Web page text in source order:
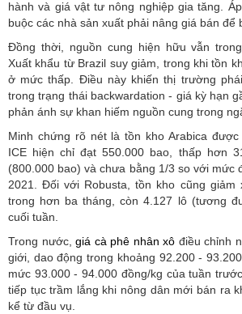
hành và giá vật tư nông nghiệp gia tăng.
buộc các nhà sản xuất phải nâng giá bán để
Đồng thời, nguồn cung hiện hữu vẫn
Xuất khẩu từ Brazil suy giảm, trong khi tồn
ở mức thấp. Điều này khiến thị trường
trong trạng thái backwardation - giá kỳ hạn
phản ánh sự khan hiếm nguồn cung trong
Minh chứng rõ nét là tồn kho Arabica
ICE hiện chỉ đạt 550.000 bao, thấp hơn
(800.000 bao) và chưa bằng 1/3 so với mức
2021. Đối với Robusta, tồn kho cũng giảm
trong hơn ba tháng, còn 4.127 lô (tương
cuối tuần.
Trong nước,giá cà phê nhân xô điều chỉnh
giới, dao động trong khoảng 92.200 -
mức 93.000 - 94.000 đồng/kg của tuần
tiếp tục trầm lắng khi nông dân mới bán ra
kể từ đầu vụ.